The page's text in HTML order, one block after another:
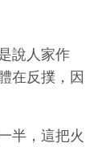
說人家作
在反撲，因
半，這把火